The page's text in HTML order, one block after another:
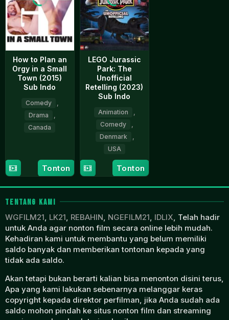
How to Plan an
Orgy in a Small
Town (2015)
Sub Indo
Comedy
Drama
Canada
Sep
2015
Solar
Tonton
LEGO Jurassic
Park: The
Unofficial
Retelling (2023)
Sub Indo
Animation
Comedy
Denmark
USA
10
Oct
2023
Ken
Cunningham
Tonton
TENTANG KAMI
WGFILM21, LK21, REBAHIN, NGEFILM21, IDLIX, Telah hadir
untuk Anda agar nonton film secara online lebih mudah.
Kehadiran kami untuk membantu yang belum memiliki
saldo banyak dan memberikan tontonan kepada yang
tidak ada saldo.
Akan tetapi bukan berarti kalian bisa menonton disini terus,
Apa yang kami lakukan sebenarnya melanggar keras
copyright kepada direktor perfilman, jika Anda sudah ada
saldo mohon pindah ke situs nonton film dan streaming